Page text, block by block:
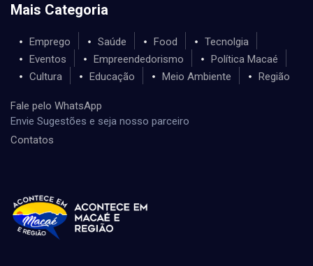
Mais Categoria
Emprego Saúde Food
Tecnolgia
Eventos
Empreendedorismo
Política Macaé
Cultura
Educação Meio Ambiente Região
Fale pelo WhatsApp
Envie Sugestões e seja nosso parceiro
Contatos